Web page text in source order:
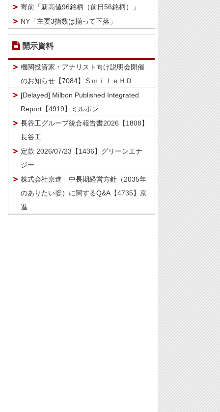
寄前「新高値96銘柄（前日56銘柄）」
NY「主要3指数は揃って下落」
開示資料
機関投資家・アナリスト向け説明会開催
のお知らせ【7084】ＳｍｉｌｅＨＤ
[Delayed] Milbon Published Integrated
Report【4919】ミルボン
長谷工グループ統合報告書2026【1808】
長谷工
定款 2026/07/23【1436】グリーンエナ
ジー
株式会社京進 中長期経営方針（2035年
のありたい姿）に関するQ&A【4735】京
進